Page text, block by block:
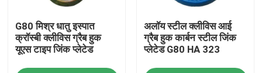
हमारे बारे में
कारखाना भ्रमण
G80 मिश्र धातु इस्पात
क्रॉस्बी क्लीविस ग्रैब हुक
यूएस टाइप जिंक प्लेटेड
अलॉय स्टील क्लीविस आई
ग्रैब हुक कार्बन स्टील जिंक
प्लेटेड G80 HA 323